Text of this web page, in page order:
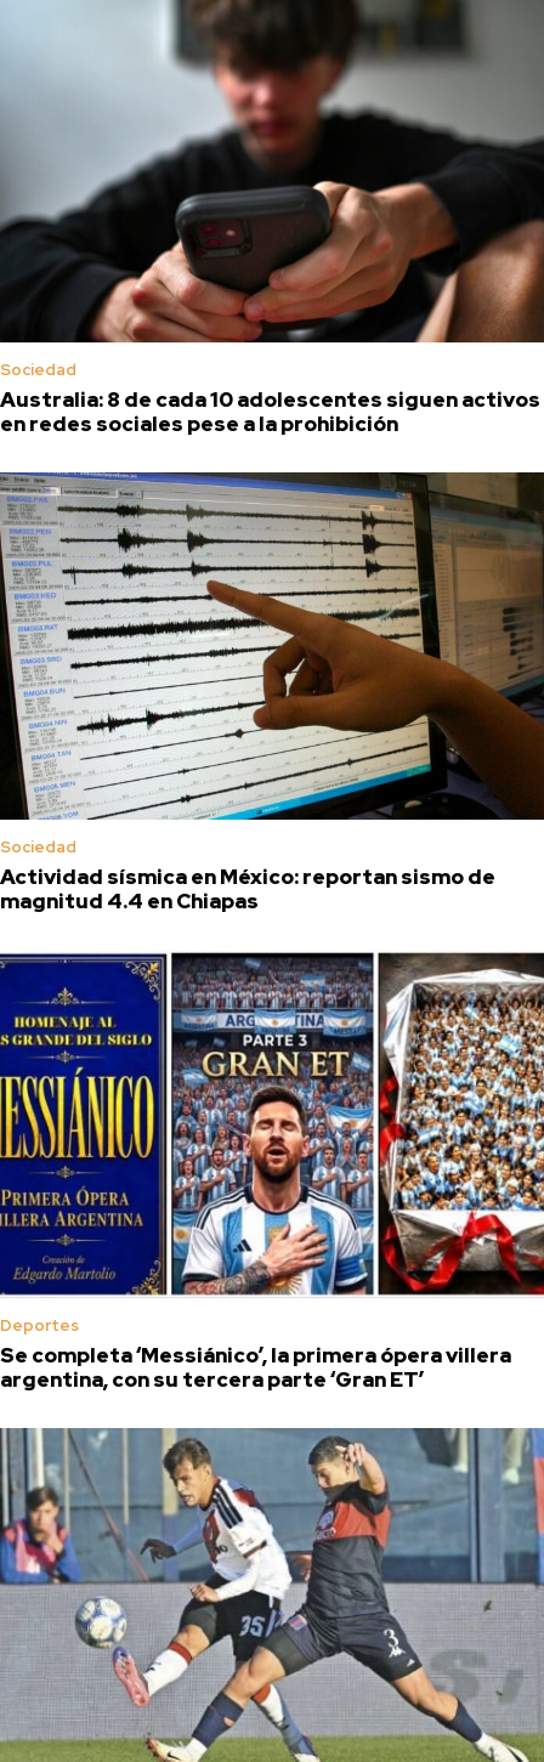
Sociedad
Australia: 8 de cada 10 adolescentes siguen activos
en redes sociales pese a la prohibición
Sociedad
Actividad sísmica en México: reportan sismo de
magnitud 4.4 en Chiapas
Deportes
Se completa ‘Messiánico’, la primera ópera villera
argentina, con su tercera parte ‘Gran ET’